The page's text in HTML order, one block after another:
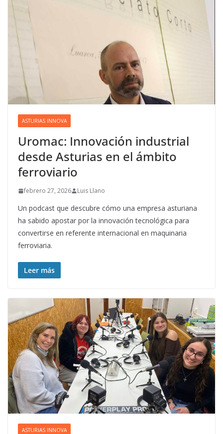
ASTURIAS INNOVA
Uromac: Innovación industrial
desde Asturias en el ámbito
ferroviario
febrero 27, 2026 Luis Llano
Un podcast que descubre cómo una empresa asturiana
ha sabido apostar por la innovación tecnológica para
convertirse en referente internacional en maquinaria
ferroviaria.
Leer más
ASTURIAS INNOVA